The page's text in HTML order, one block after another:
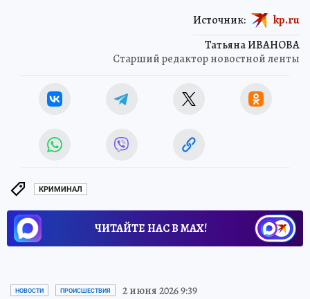
Татьяна ИВАНОВА
Старший редактор новостной ленты
Источник: kp.ru
КРИМИНАЛ
ЧИТАЙТЕ НАС В МАХ!
НОВОСТИ ПРОИСШЕСТВИЯ 2 июня 2026 9:39